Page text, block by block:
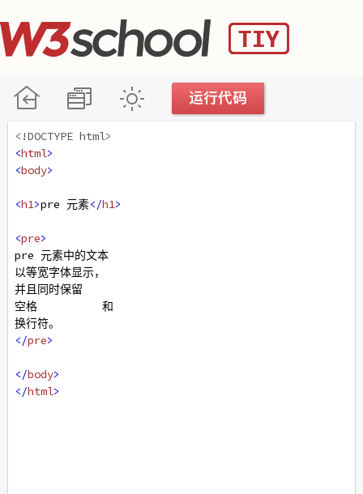
<!DOCTYPE html>
<html>
<body>
<h1>pre 元素</h1>
<pre>
pre 元素中的文本
以等宽字体显示，
并且同时保留
空格          和
换行符。
</pre>
</body>
</html>